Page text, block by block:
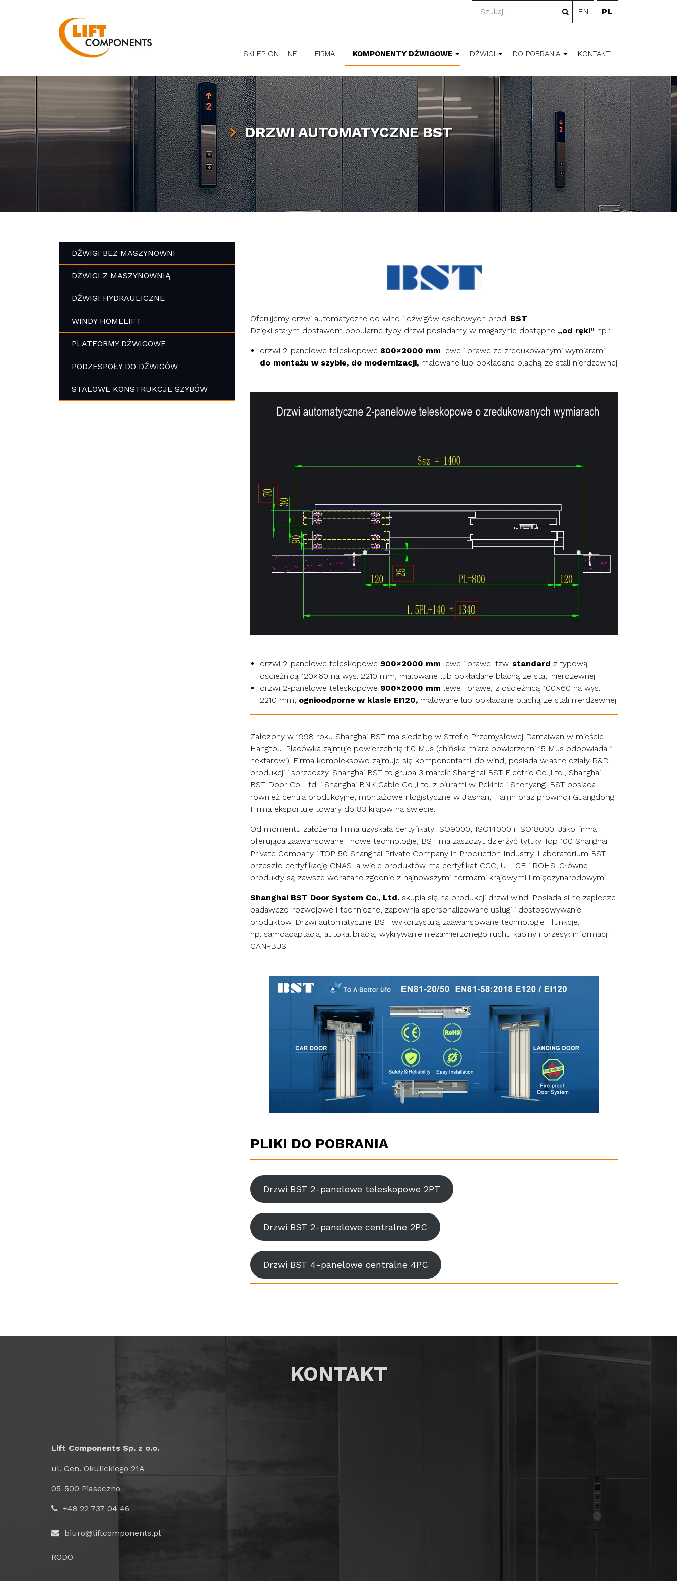
EN PL
SKLEP ON-LINE FIRMA KOMPONENTY DŹWIGOWE DŹWIGI DO POBRANIA KONTAKT
DRZWI AUTOMATYCZNE BST
DŹWIGI BEZ MASZYNOWNI
DŹWIGI Z MASZYNOWNIĄ
DŹWIGI HYDRAULICZNE
WINDY HOMELIFT
PLATFORMY DŹWIGOWE
PODZESPOŁY DO DŹWIGÓW
STALOWE KONSTRUKCJE SZYBÓW
Oferujemy drzwi automatyczne do wind i dźwigów osobowych prod. BST.
Dzięki stałym dostawom popularne typy drzwi posiadamy w magazynie dostępne „od ręki” np.:
drzwi 2-panelowe teleskopowe 800×2000 mm lewe i prawe ze zredukowanymi wymiarami,
do montażu w szybie, do modernizacji, malowane lub obkładane blachą ze stali nierdzewnej
drzwi 2-panelowe teleskopowe 900×2000 mm lewe i prawe, tzw. standard z typową
ościeżnicą 120×60 na wys. 2210 mm, malowane lub obkładane blachą ze stali nierdzewnej
drzwi 2-panelowe teleskopowe 900×2000 mm lewe i prawe, z ościeżnicą 100×60 na wys.
2210 mm, ognioodporne w klasie EI120, malowane lub obkładane blachą ze stali nierdzewnej
Założony w 1998 roku Shanghai BST ma siedzibę w Strefie Przemysłowej Damaiwan w mieście
Hangtou. Placówka zajmuje powierzchnię 110 Mus (chińska miara powierzchni 15 Mus odpowiada 1
hektarowi). Firma kompleksowo zajmuje się komponentami do wind, posiada własne działy R&D,
produkcji i sprzedaży. Shanghai BST to grupa 3 marek: Shanghai BST Electric Co.,Ltd., Shanghai
BST Door Co.,Ltd. i Shanghai BNK Cable Co.,Ltd. z biurami w Pekinie i Shenyang. BST posiada
również centra produkcyjne, montażowe i logistyczne w Jiashan, Tianjin oraz prowincji Guangdong.
Firma eksportuje towary do 83 krajów na świecie.
Od momentu założenia firma uzyskała certyfikaty ISO9000, ISO14000 i ISO18000. Jako firma
oferująca zaawansowane i nowe technologie, BST ma zaszczyt dzierżyć tytuły Top 100 Shanghai
Private Company i TOP 50 Shanghai Private Company in Production Industry. Laboratorium BST
przeszło certyfikację CNAS, a wiele produktów ma certyfikat CCC, UL, CE i ROHS. Główne
produkty są zawsze wdrażane zgodnie z najnowszymi normami krajowymi i międzynarodowymi.
Shanghai BST Door System Co., Ltd. skupia się na produkcji drzwi wind. Posiada silne zaplecze
badawczo-rozwojowe i techniczne, zapewnia spersonalizowane usługi i dostosowywanie
produktów. Drzwi automatyczne BST wykorzystują zaawansowane technologie i funkcje,
np. samoadaptacja, autokalibracja, wykrywanie niezamierzonego ruchu kabiny i przesył informacji
CAN-BUS.
PLIKI DO POBRANIA
Drzwi BST 2-panelowe teleskopowe 2PT
Drzwi BST 2-panelowe centralne 2PC
Drzwi BST 4-panelowe centralne 4PC
KONTAKT
Lift Components Sp. z o.o.
ul. Gen. Okulickiego 21A
05-500 Piaseczno
+48 22 737 04 46
biuro@liftcomponents.pl
RODO